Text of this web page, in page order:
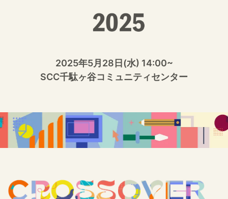
2025年5月28日(水) 14:00~
SCC千駄ヶ谷コミュニティセンター